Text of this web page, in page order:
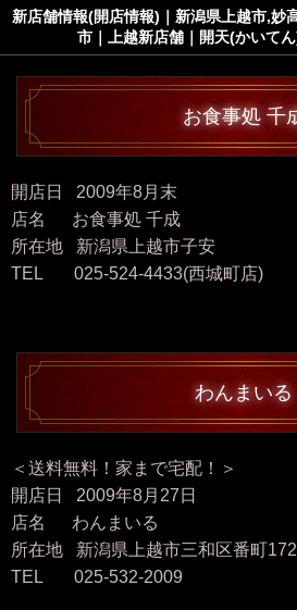
新店舗情報(開店情報)｜新潟県上越市,妙
市｜上越新店舗｜開天(かいて
お食事処 千
開店日 2009年8月末
店名 お食事処 千成
所在地 新潟県上越市子安
TEL 025-524-4433(西城町店)
わんまいる
＜送料無料！家まで宅配！＞
開店日 2009年8月27日
店名 わんまいる
所在地 新潟県上越市三和区番町
TEL 025-532-2009